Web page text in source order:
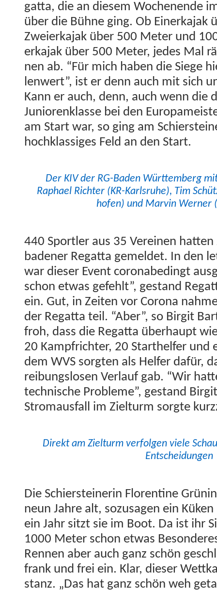
gat­ta, die an diesem Woch­enende
über die Bühne ging. Ob Ein­erka­jak
Zweierka­jak über 500 Meter und
erka­jak über 500 Meter, jedes Mal
nen ab. “Für mich haben die Siege
len­wert”, ist er denn auch mit sich
Kann er auch, denn, auch wenn die
Junioren­klasse bei den
am Start war, so ging am
hochk­las­siges Feld an den Start.
Der KIV der RG-Baden Würt­tem­berg
Raphael Richter (KR-Karl­sruhe), Tim
hofen) und Mar­vin Wern­er
440 Sportler aus 35 Vere­inen
baden­er Regat­ta gemeldet. In den
war dieser Event coro­n­abe­d­ingt
schon etwas gefehlt”, ges­tand
ein. Gut, in Zeit­en vor Coro­na
der Regat­ta teil. “Aber”, so Bir­git
froh, dass die Regat­ta über­haupt
20 Kampfrichter, 20 Starthelfer und
dem WVS sorgten als Helfer dafür,
rei­bungslosen Ver­lauf gab. “Wir
tech­nis­che Prob­leme”, ges­tand
Stro­maus­fall im Ziel­turm sorgte
Direkt am Ziel­turm ver­fol­gen viele
Entscheidungen
Die Schier­steiner­in Flo­ren­tine
neun Jahre alt, sozusagen ein
ein Jahr sitzt sie im Boot. Da ist ihr
1000 Meter schon etwas
Ren­nen aber auch ganz schön
frank und frei ein. Klar, dieser
stanz. „Das hat ganz schön weh